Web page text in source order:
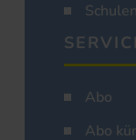
Schulen
Abo
Abo